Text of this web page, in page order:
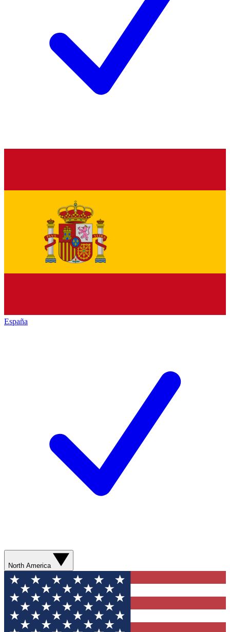
España
North America